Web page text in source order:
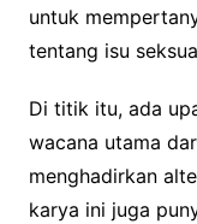
untuk
tentang isu
Di titik itu, ada
wacana utama
menghadirkan
karya ini juga